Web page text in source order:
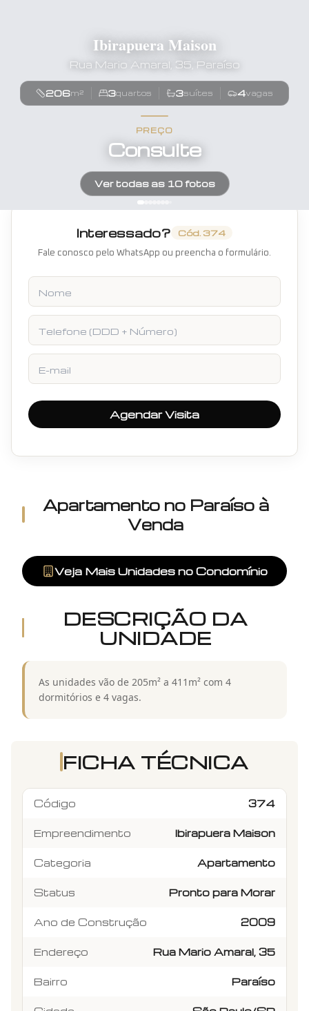
Ibirapuera Maison
Rua Mario Amaral, 35, Paraíso
206m² 3quartos 3suítes 4vagas
PREÇO
Consulte
Ver todas as 10fotos
Apartamento no Paraíso à
Venda
Veja Mais Unidades no Condomínio
DESCRIÇÃO DA
UNIDADE
As unidades vão de 205m² a 411m² com 4
dormitórios e 4 vagas.
FICHA TÉCNICA
Código 374
Empreendimento Ibirapuera Maison
Categoria Apartamento
Status Pronto para Morar
Ano de Construção 2009
Endereço Rua Mario Amaral, 35
Bairro Paraíso
Interessado? Cód. 374
Fale conosco pelo WhatsApp ou preencha o formulário.
Nome
Telefone
E-mail
Agendar Visita